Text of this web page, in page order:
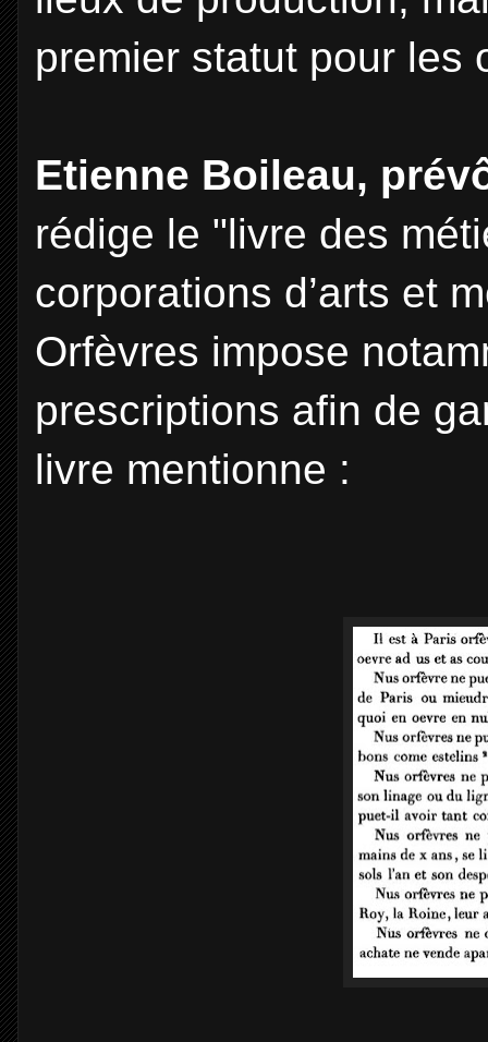
premier statut pour les
Etienne Boileau,
rédige le "livre des
corporations d’arts et
Orfèvres impose
prescriptions afin de
livre mentionne :